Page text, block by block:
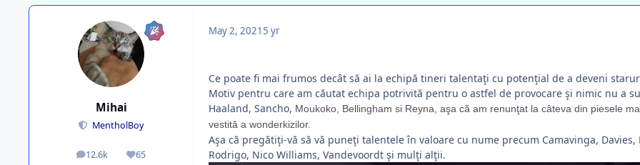
Mihai
MentholBoy
12.6k
posts 65
Reputation
May 2, 2021 5 yr
Ce poate fi mai frumos decât să ai la echipă tineri talentaţi cu potenţial de a deveni
Motiv pentru care am căutat echipa potrivită pentru o astfel de provocare şi nimic nu a
Haaland, Sancho, Moukoko , Bellingham si Reyna, aşa că am renunţat la câteva din piesele
vestită a wonderkizilor.
Aşa că pregătiţi-vă să vă puneţi talentele în valoare cu nume precum Camavinga,
Rodrigo, Nico Williams, Vandevoordt şi mulţi alţii.